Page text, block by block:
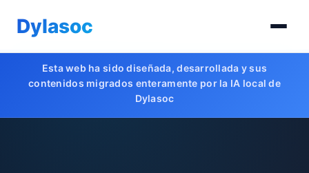
Dylasoc
Esta web ha sido diseñada, desarrollada y sus
contenidos migrados enteramente por la IA local de
Dylasoc